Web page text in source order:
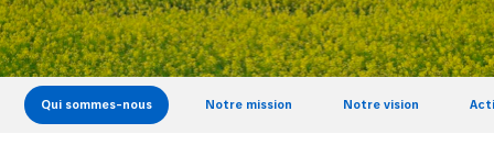
Qui sommes-nous Notre mission Notre vision